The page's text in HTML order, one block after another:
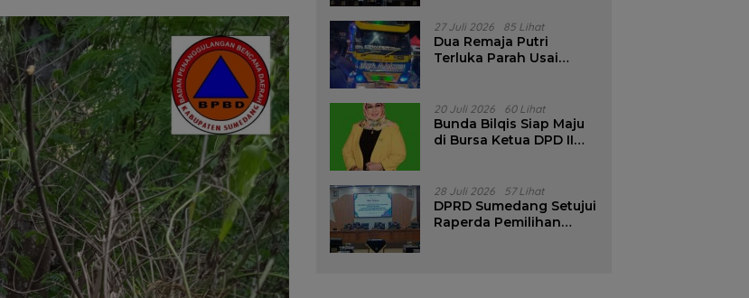
Pencalonan Diperjelas
27 Juli 2026 85 Lihat
Dua Remaja Putri
Terluka Parah Usai
Tanjungsari Sumedang
20 Juli 2026 60 Lihat
Bunda Bilqis Siap Maju
di Bursa Ketua DPD II
28 Juli 2026 57 Lihat
DPRD Sumedang Setujui
Raperda Pemilihan